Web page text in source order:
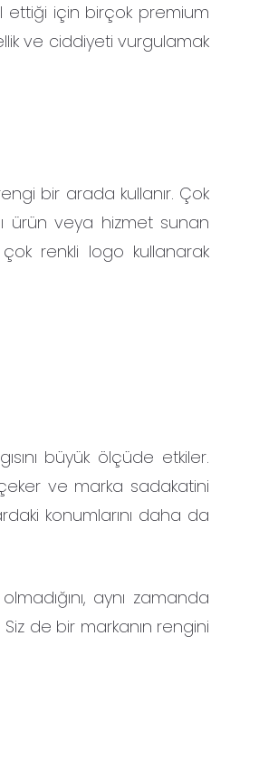
ettiği için birçok premium
ve ciddiyeti vurgulamak
bir arada kullanır. Çok
ürün veya hizmet sunan
renkli logo kullanarak
büyük ölçüde etkiler.
ve marka sadakatini
konumlarını daha da
aynı zamanda
de bir markanın rengini